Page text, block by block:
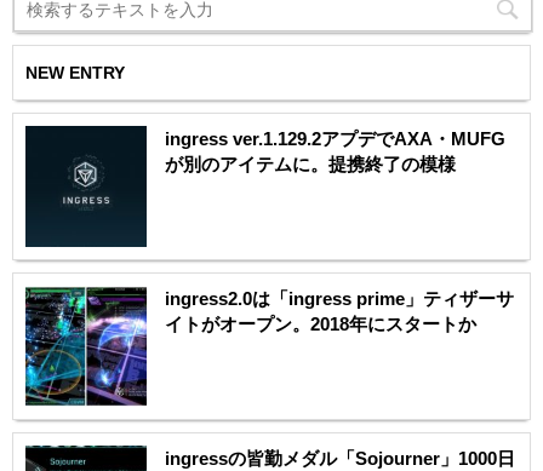
NEW ENTRY
ingress ver.1.129.2アプデでAXA・MUFG
が別のアイテムに。提携終了の模様
ingress2.0は「ingress prime」ティザーサ
イトがオープン。2018年にスタートか
ingressの皆勤メダル「Sojourner」1000日